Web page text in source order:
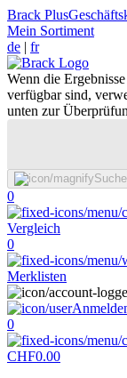
Brack Plus
Mein Sortiment
de | fr
Wenn die
verfügbar sind,
unten zur
0
Vergleich
0
Merklisten
0
CHF0.00